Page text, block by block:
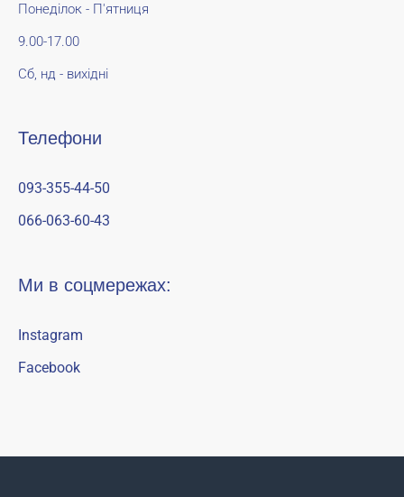
Понеділок - П'ятниця
9.00-17.00
Сб, нд - вихідні
Телефони
093-355-44-50
066-063-60-43
Ми в соцмережах:
Instagram
Facebook